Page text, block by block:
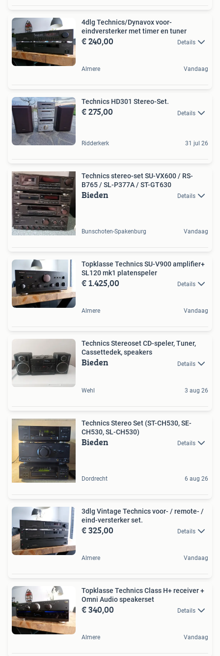
4dlg Technics/Dynavox voor-
eindversterker met timer en tuner
€ 240,00 Details
Almere Vandaag
Technics HD301 Stereo-Set.
€ 275,00 Details
Ridderkerk 31 jul 26
Technics stereo-set SU-VX600 / RS-
B765 / SL-P377A / ST-GT630
Bieden Details
Bunschoten-Spakenburg Vandaag
Topklasse Technics SU-V900 amplifier+
SL120 mk1 platenspeler
€ 1.425,00 Details
Almere Vandaag
Technics Stereoset CD-speler, Tuner,
Cassettedek, speakers
Bieden Details
Wehl 3 aug 26
Technics Stereo Set (ST-CH530, SE-
CH530, SL-CH530)
Bieden Details
Dordrecht 6 aug 26
3dlg Vintage Technics voor- / remote- /
eind-versterker set.
€ 325,00 Details
Almere Vandaag
Topklasse Technics Class H+ receiver +
Omni Audio speakerset
€ 340,00 Details
Almere Vandaag